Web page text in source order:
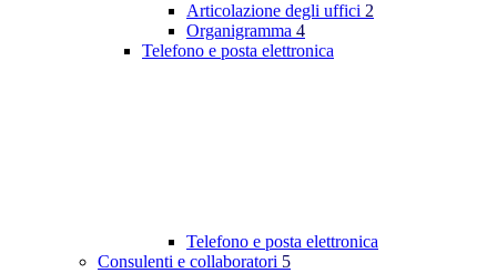
Articolazione degli uffici 2
Organigramma 4
Telefono e posta elettronica
Telefono e posta elettronica
Consulenti e collaboratori 5